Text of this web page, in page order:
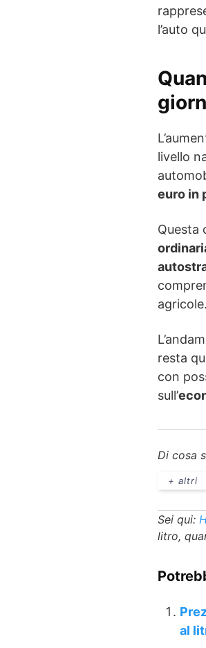
l’auto
livello
euro in
Questa
agricole.
resta
con
sull’
Di cosa
+ altri
Sei qui:
litro,
al